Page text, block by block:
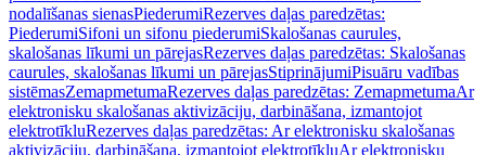
nodalīšanas sienasPiederumiRezerves daļas paredzētas:
PiederumiSifoni un sifonu piederumiSkalošanas caurules,
skalošanas līkumi un pārejasRezerves daļas paredzētas: Skalošanas
caurules, skalošanas līkumi un pārejasStiprinājumiPisuāru vadības
sistēmasZemapmetumaRezerves daļas paredzētas: ZemapmetumaAr
elektronisku skalošanas aktivizāciju, darbināšana, izmantojot
elektrotīkluRezerves daļas paredzētas: Ar elektronisku skalošanas
aktivizāciju, darbināšana, izmantojot elektrotīkluAr elektronisku